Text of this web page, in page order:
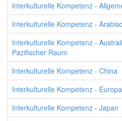
Interkulturelle Kompetenz -
Interkulturelle Kompetenz -
Interkulturelle Kompetenz -
Pazifischer Raum
Interkulturelle Kompetenz - China
Interkulturelle Kompetenz - Europa
Interkulturelle Kompetenz - Japan